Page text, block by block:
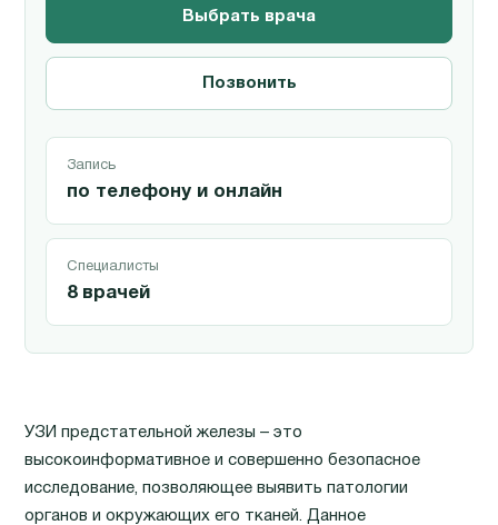
Выбрать врача
Позвонить
Запись
по телефону и онлайн
Специалисты
8 врачей
УЗИ предстательной железы – это
высокоинформативное и совершенно безопасное
исследование, позволяющее выявить патологии
органов и окружающих его тканей. Данное